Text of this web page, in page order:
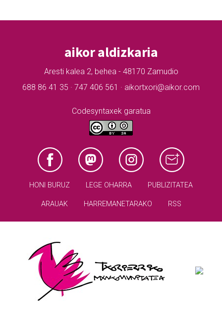
aikor aldizkaria
Aresti kalea 2, behea - 48170 Zamudio
688 86 41 35 · 747 406 561 · aikortxori@aikor.com
Codesyntaxek garatua
HONI BURUZ LEGE OHARRA PUBLIZITATEA
ARAUAK HARREMANETARAKO RSS